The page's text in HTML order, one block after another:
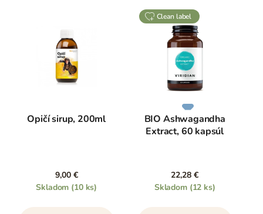
Opičí sirup, 200ml
9,00 €
Skladom (10 ks)
clean label
BIO Ashwagandha
Extract, 60 kapsúl
22,28 €
Skladom (12 ks)